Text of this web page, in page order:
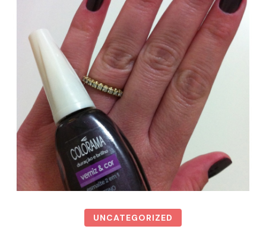
UNCATEGORIZED